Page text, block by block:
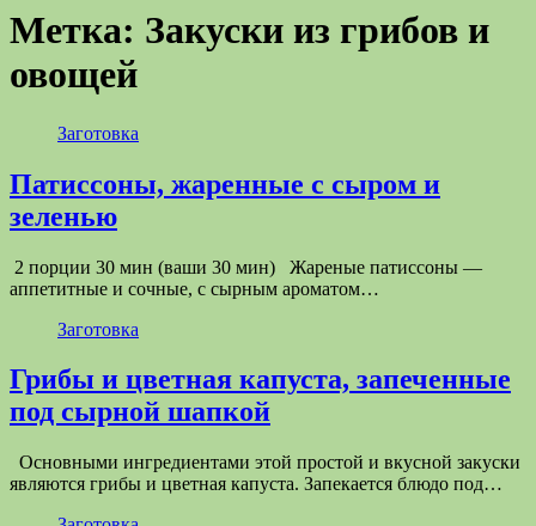
Метка: Закуски из грибов и
овощей
Заготовка
Патиссоны, жаренные с сыром и
зеленью
2 порции 30 мин (ваши 30 мин) Жареные патиссоны —
аппетитные и сочные, с сырным ароматом…
Заготовка
Грибы и цветная капуста, запеченные
под сырной шапкой
Основными ингредиентами этой простой и вкусной закуски
являются грибы и цветная капуста. Запекается блюдо под…